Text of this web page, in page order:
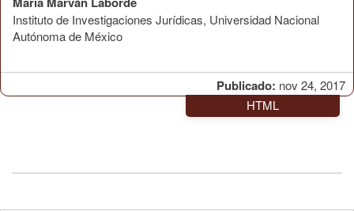
Publicado: nov 24, 2017
Instituto de Investigaciones Jurídicas, Universidad Nacional
Autónoma de México
HTML